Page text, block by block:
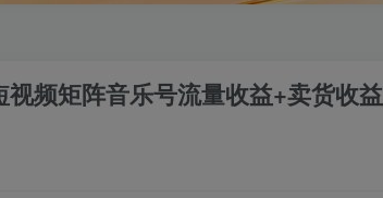
视频矩阵音乐号流量收益+卖货收益